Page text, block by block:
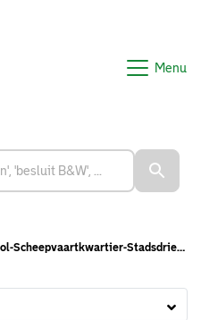
Menu
Stadsdriehoek (formeel)